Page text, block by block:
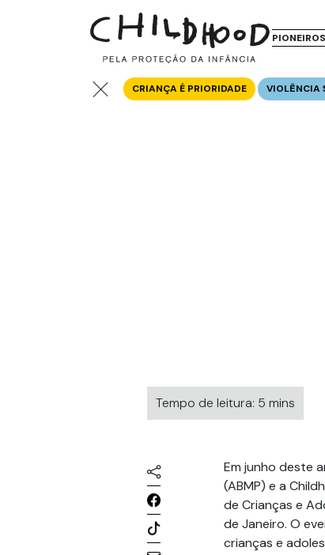
CRIANÇA É PRIORIDADE VIOLÊNCIA
Tempo de leitura: 5 mins
Em junho deste
(ABMP) e a
de Crianças e
de Janeiro. O
crianças e